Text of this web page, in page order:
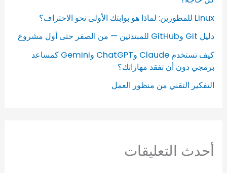
Linux للمطورين: لماذا هو بوابتك الأولى نحو الاحتراف؟
دليل Git وGitHub للمبتدئين — من الصفر حتى أول مشروع
كيف تستخدم Claude وChatGPT وGemini كمساعد
برمجي دون أن تفقد مهاراتك؟
التفكير التقني من منظور العمل
أحدث التعليقات